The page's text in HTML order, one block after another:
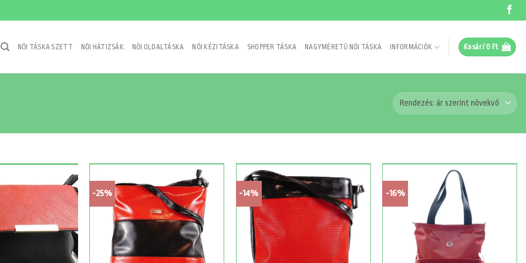
NŐI TÁSKA SZETT NŐI HÁTIZSÁK NŐI OLDALTÁSKA NŐI KÉZITÁSKA SHOPPER TÁSKA NAGYMÉRETŰ NŐI TÁSKA INFORMÁCIÓK Kosár / 0 Ft
-25% -14% -16%